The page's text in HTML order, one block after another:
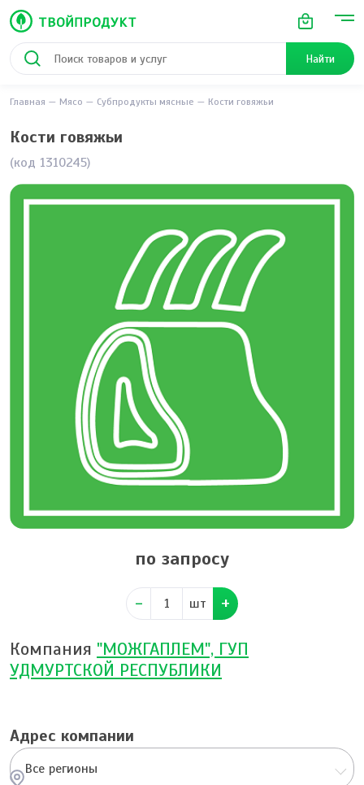
Найти
Главная Мясо Субпродукты мясные Кости говяжьи
Кости говяжьи
(код 1310245)
по запросу
шт
Компания "МОЖГАПЛЕМ", ГУП
УДМУРТСКОЙ РЕСПУБЛИКИ
Адрес компании
Все регионы